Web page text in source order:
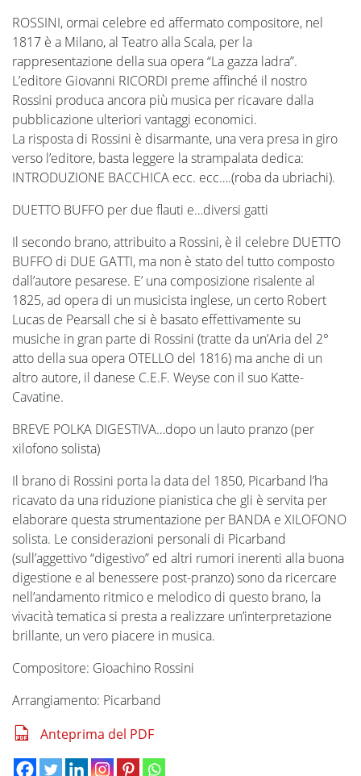
ROSSINI, ormai celebre ed affermato compositore, nel
1817 è a Milano, al Teatro alla Scala, per la
rappresentazione della sua opera “La gazza ladra”.
L’editore Giovanni RICORDI preme affinché il nostro
Rossini produca ancora più musica per ricavare dalla
pubblicazione ulteriori vantaggi economici.
La risposta di Rossini è disarmante, una vera presa in giro
verso l’editore, basta leggere la strampalata dedica:
INTRODUZIONE BACCHICA ecc. ecc….(roba da ubriachi).
DUETTO BUFFO per due flauti e…diversi gatti
Il secondo brano, attribuito a Rossini, è il celebre DUETTO
BUFFO di DUE GATTI, ma non è stato del tutto composto
dall’autore pesarese. E’ una composizione risalente al
1825, ad opera di un musicista inglese, un certo Robert
Lucas de Pearsall che si è basato effettivamente su
musiche in gran parte di Rossini (tratte da un’Aria del 2°
atto della sua opera OTELLO del 1816) ma anche di un
altro autore, il danese C.E.F. Weyse con il suo Katte-
Cavatine.
BREVE POLKA DIGESTIVA…dopo un lauto pranzo (per
xilofono solista)
Il brano di Rossini porta la data del 1850, Picarband l’ha
ricavato da una riduzione pianistica che gli è servita per
elaborare questa strumentazione per BANDA e XILOFONO
solista. Le considerazioni personali di Picarband
(sull’aggettivo “digestivo” ed altri rumori inerenti alla buona
digestione e al benessere post-pranzo) sono da ricercare
nell’andamento ritmico e melodico di questo brano, la
vivacità tematica si presta a realizzare un’interpretazione
brillante, un vero piacere in musica.
Compositore: Gioachino Rossini
Arrangiamento: Picarband
Anteprima del PDF